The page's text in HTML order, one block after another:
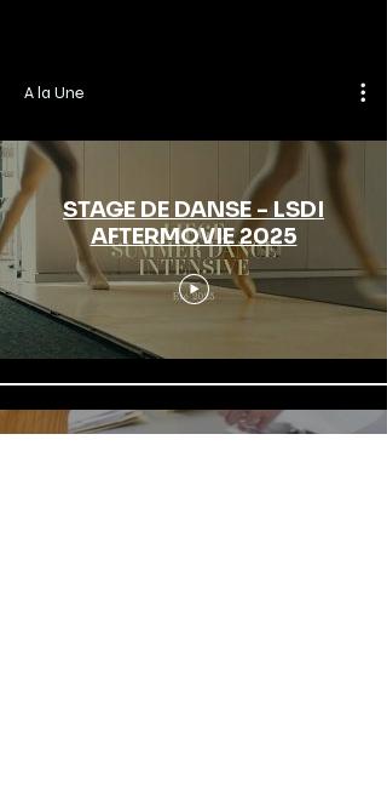
A la Une
STAGE DE DANSE - LSDI
AFTERMOVIE 2025